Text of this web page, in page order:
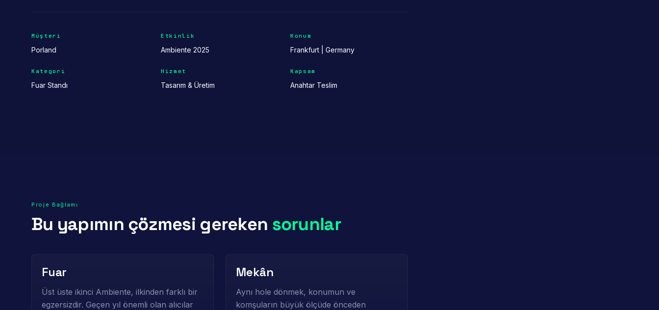
Müşteri
Porland
Etkinlik
Ambiente 2025
Konum
Frankfurt | Germany
Kategori
Fuar Standı
Hizmet
Tasarım & Üretim
Kapsam
Anahtar Teslim
Proje Bağlamı
Bu yapımın çözmesi gereken sorunlar
Fuar
Üst üste ikinci Ambiente, ilkinden farklı bir
egzersizdir. Geçen yıl önemli olan alıcılar
Mekân
Aynı hole dönmek, konumun ve
komşuların büyük ölçüde önceden